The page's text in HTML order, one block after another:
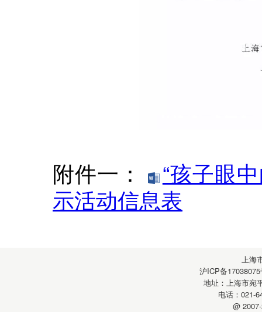
附件一：
“孩子眼
示活动信息表
上海
沪ICP备
地址：上海市宛
电话：021-
@